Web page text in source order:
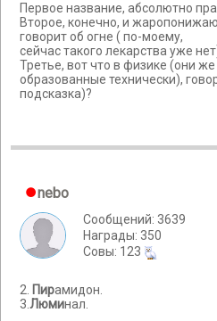
Первое название, абсолютно
Второе, конечно, и
говорит об огне ( по-моему,
сейчас такого лекарства уже
Третье, вот что в физике (они
образованные технически),
подсказка)?
nebo
Сообщений: 3639
Награды: 350
Cовы: 123
2. Пирамидон.
3.Люминал.